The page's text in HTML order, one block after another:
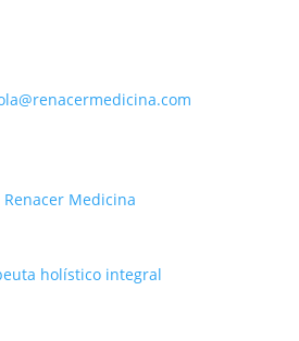
holístico integral